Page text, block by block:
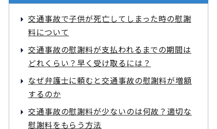
交通事故で子供が死亡してしまった時の慰謝
料について
交通事故の慰謝料が支払われるまでの期間は
どれくらい？早く受け取るには？
なぜ弁護士に頼むと交通事故の慰謝料が増額
するのか
交通事故の慰謝料が少ないのは何故？適切な
慰謝料をもらう方法